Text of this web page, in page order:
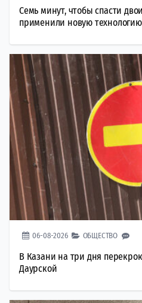
Семь минут, чтобы спасти
применили новую
06-08-2026 ОБЩЕСТВО
В Казани на три дня
Даурской